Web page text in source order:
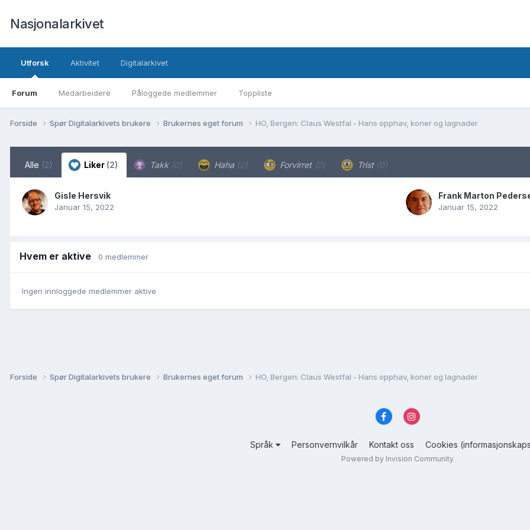
Nasjonalarkivet
Utforsk
Forum Medarbeidere Påloggede medlemmer Toppliste
Aktivitet Digitalarkivet
Forside Spør Digitalarkivets brukere Brukernes eget forum HO, Bergen: Claus Westfal - Hans opphav, koner og lagnader
Alle (2) Liker (2) Takk (0) Haha (0) Forvirret (0) Trist (0)
Gisle Hersvik
Januar 15, 2022
Frank Marton
Januar 15, 2022
Hvem er aktive 0 medlemmer
Ingen innloggede medlemmer aktive
Forside Spør Digitalarkivets brukere Brukernes eget forum HO, Bergen: Claus Westfal - Hans opphav, koner og lagnader
Språk Personvernvilkår Kontakt oss Cookies
Powered by Invision Community